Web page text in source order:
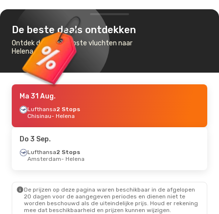
De beste deals ontdekken
Ontdek de goedkoopste vluchten naar
Helena
Ma 31 Aug.
Lufthansa2 Stops
Chisinau- Helena
Do 3 Sep.
Lufthansa2 Stops
Amsterdam- Helena
De prijzen op deze pagina waren beschikbaar in de afgelopen
20 dagen voor de aangegeven periodes en dienen niet te
worden beschouwd als de uiteindelijke prijs. Houd er rekening
mee dat beschikbaarheid en prijzen kunnen wijzigen.